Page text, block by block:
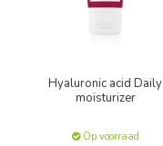
Hyaluronic acid Daily
moisturizer
Op voorraad